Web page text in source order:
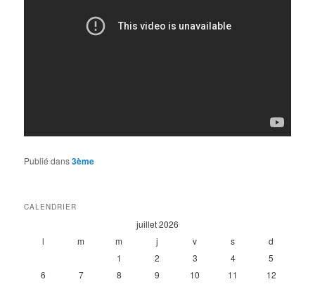
Publié dans3ème
CALENDRIER
juillet 2026
l
m m j v s
d
1
2 3 4
5
6
7 8 9 10 11
12